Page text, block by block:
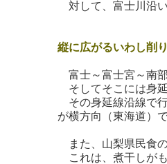
対して、富士川沿
縦に広がるいわし削
富士～富士宮～南
そしてそこには身
その身延線沿線で
が横方向（東海道）
また、山梨県民食
これは、煮干しが